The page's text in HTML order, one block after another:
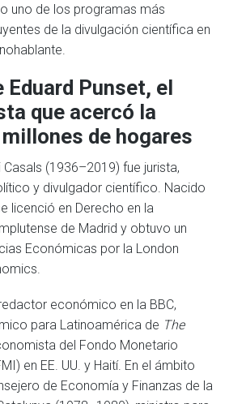
uno de los programas más
de la divulgación científica en
Eduard Punset, el
que acercó la
de hogares
Casals (1936–2019) fue jurista,
y divulgador científico. Nacido
licenció en Derecho en la
de Madrid y obtuvo un
Económicas por la London
económico en la BBC,
para Latinoamérica de The
del Fondo Monetario
en EE. UU. y Haití. En el ámbito
de Economía y Finanzas de la